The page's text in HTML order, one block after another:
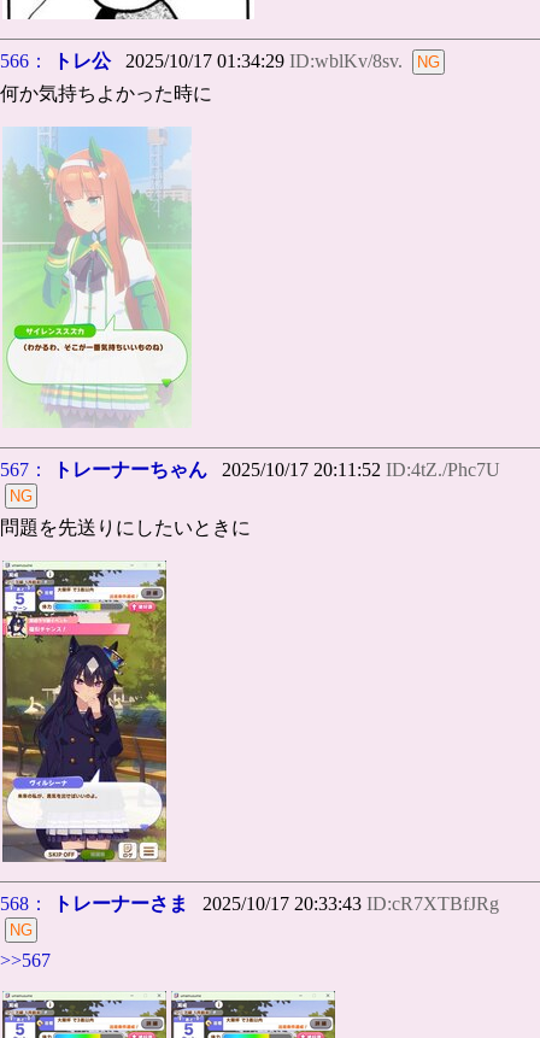
566： トレ公2025/10/17 01:34:29 ID:wblKv/8sv.
何か気持ちよかった時に
567： トレーナーちゃん 2025/10/17 20:11:52 ID:4tZ./Phc7U
問題を先送りにしたいときに
568： トレーナーさま 2025/10/17 20:33:43 ID:cR7XTBfJRg
>>567